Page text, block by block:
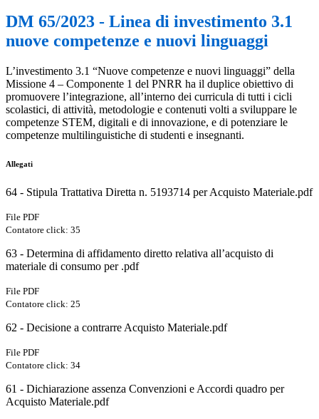
DM 65/2023 - Linea di investimento 3.1
nuove competenze e nuovi linguaggi
L’investimento 3.1 “Nuove competenze e nuovi linguaggi” della
Missione 4 – Componente 1 del PNRR ha il duplice obiettivo di
promuovere l’integrazione, all’interno dei curricula di tutti i cicli
scolastici, di attività, metodologie e contenuti volti a sviluppare le
competenze STEM, digitali e di innovazione, e di potenziare le
competenze multilinguistiche di studenti e insegnanti.
Allegati
64 - Stipula Trattativa Diretta n. 5193714 per Acquisto Materiale.pdf
File PDF
Contatore click: 35
63 - Determina di affidamento diretto relativa all’acquisto di
materiale di consumo per .pdf
File PDF
Contatore click: 25
62 - Decisione a contrarre Acquisto Materiale.pdf
File PDF
Contatore click: 34
61 - Dichiarazione assenza Convenzioni e Accordi quadro per
Acquisto Materiale.pdf